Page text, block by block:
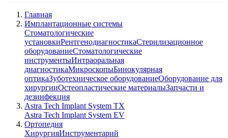
Главная
Имплантационные системы
Стоматологические
установкиРентгенодиагностикаСтерилизационное
оборудованиеСтоматологические
инструментыИнтраоральная
диагностикаМикроскопыБинокулярная
оптикаЗуботехническое оборудованиеОборудование для
хирургииОстеопластические материалыЗапчасти и
дезинфекция
Astra Tech Implant System TX
Astra Tech Implant System EV
Ортопедия
ХирургияИнструментарий